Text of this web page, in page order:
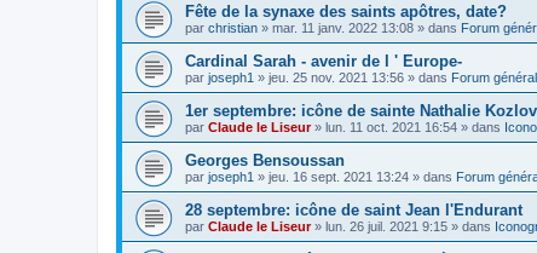
Fête de la synaxe des saints apôtres, date?
par christian » mar. 11 janv. 2022 13:08 » dans Forum
Cardinal Sarah - avenir de l ' Europe-
par joseph1 » jeu. 25 nov. 2021 13:56 » dans Forum général
1er septembre: icône de sainte Nathalie
par Claude le Liseur» lun. 11 oct. 2021 16:54 » dans
Georges Bensoussan
par joseph1 » jeu. 16 sept. 2021 13:24 » dans Forum
28 septembre: icône de saint Jean l'Endurant
par Claude le Liseur» lun. 26 juil. 2021 9:15 » dans